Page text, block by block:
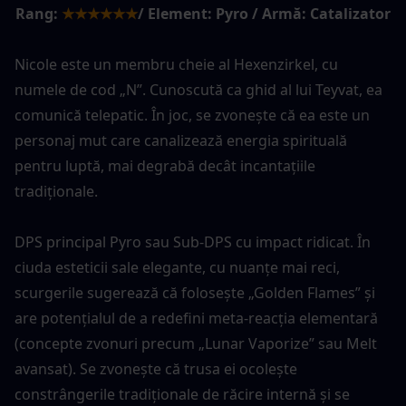
Rang: ★★★★★★/ Element: Pyro / Armă: Catalizator
Nicole este un membru cheie al Hexenzirkel, cu
numele de cod „N”. Cunoscută ca ghid al lui Teyvat, ea
comunică telepatic. În joc, se zvonește că ea este un
personaj mut care canalizează energia spirituală
pentru luptă, mai degrabă decât incantațiile
tradiționale.
DPS principal Pyro sau Sub-DPS cu impact ridicat. În
ciuda esteticii sale elegante, cu nuanțe mai reci,
scurgerile sugerează că folosește „Golden Flames” și
are potențialul de a redefini meta-reacția elementară
(concepte zvonuri precum „Lunar Vaporize” sau Melt
avansat). Se zvonește că trusa ei ocolește
constrângerile tradiționale de răcire internă și se